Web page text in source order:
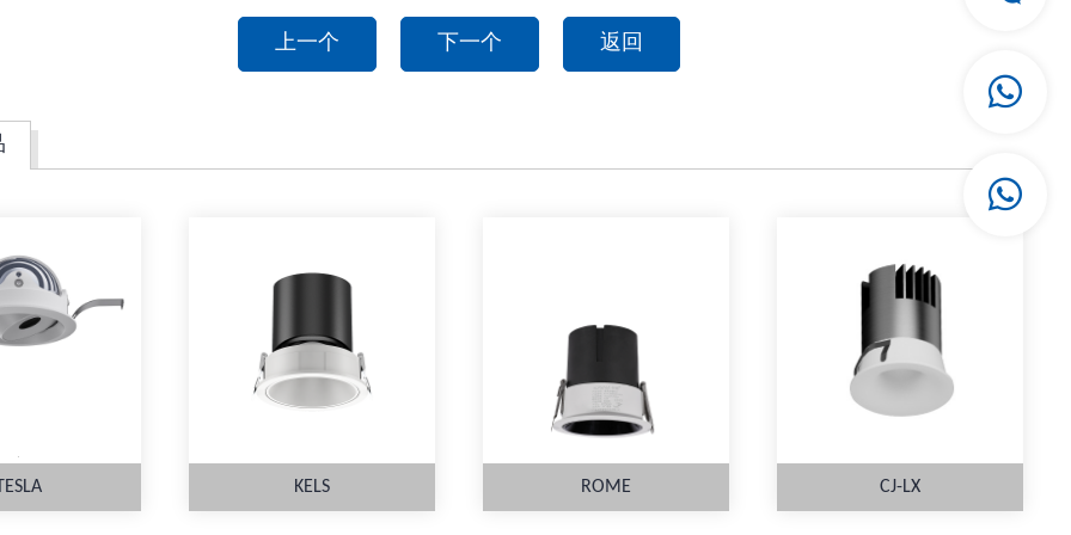
上一个 下一个 返回
KELS ROME CJ-LX